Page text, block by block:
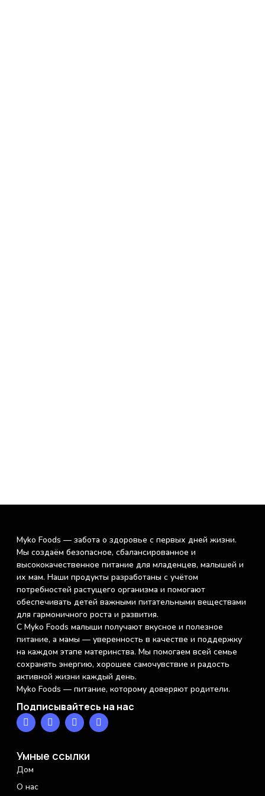
Myko Foods — забота о здоровье с первых дней жизни.
Мы создаём безопасное, сбалансированное и
высококачественное питание для младенцев, малышей и
их мам. Наши продукты разработаны с учётом
потребностей растущего организма и помогают
обеспечивать детей важными питательными веществами
для гармоничного роста и развития.
С Myko Foods малыши получают вкусное и полезное
питание, а мамы — уверенность в качестве и поддержку
на каждом этапе материнства. Мы помогаем всей семье
сохранять энергию, хорошее самочувствие и радость
активной жизни каждый день.
Myko Foods — питание, которому доверяют родители.
Подписывайтесь на нас
Умные ссылки
Дом
О нас